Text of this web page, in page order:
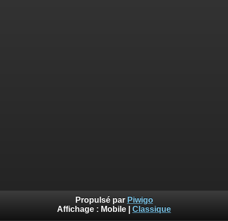
Propulsé par Piwigo
Affichage : Mobile Classique